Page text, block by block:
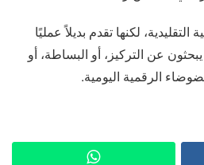
لكنها تقدم بديلاً عمليًا
عن التركيز، أو البساطة، أو
الرقمية اليومية.